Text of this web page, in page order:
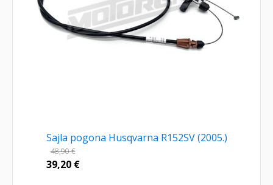
Sajla pogona Husqvarna R152SV (2005.)
48,90€
39,20 €